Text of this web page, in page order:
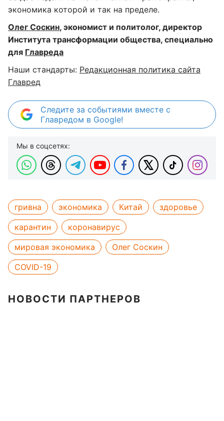
экономика которой и так на пределе.
Олег Соскин, экономист и политолог, директор
Института трансформации общества, специально
для Главреда
Наши стандарты: Редакционная политика сайта
Главред
Следите за событиями вместе с
Главредом в Google!
Мы в соцсетях:
гривна экономика Китай
здоровье
карантин
коронавирус
мировая экономика
Олег Соскин
COVID-19
НОВОСТИ ПАРТНЕРОВ